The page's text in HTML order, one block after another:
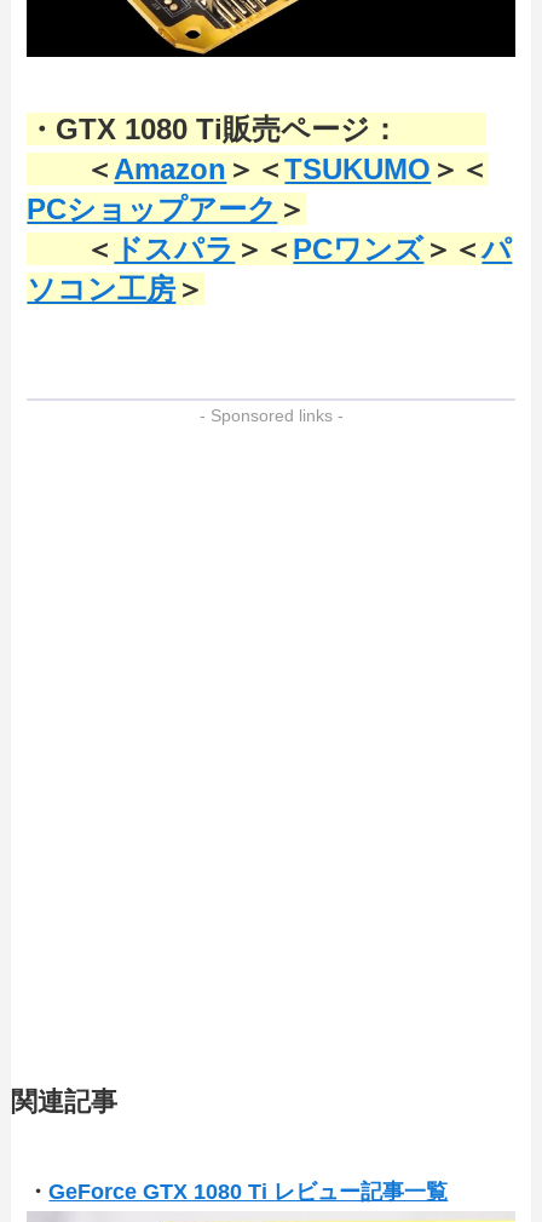
・GTX 1080 Ti販売ページ：
＜Amazon ＞＜TSUKUMO ＞＜
PCショップアーク ＞
＜ ドスパラ ＞＜ PCワンズ＞＜パ
ソコン工房 ＞
- Sponsored links -
関連記事
・GeForce GTX 1080 Ti レビュー記事一覧